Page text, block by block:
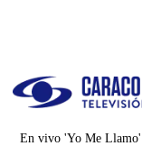
En vivo 'Yo Me Llamo'